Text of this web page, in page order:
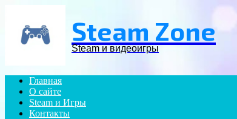
Steam Zone
Steam и видеоигры
Главная
О сайте
Steam и Игры
Контакты